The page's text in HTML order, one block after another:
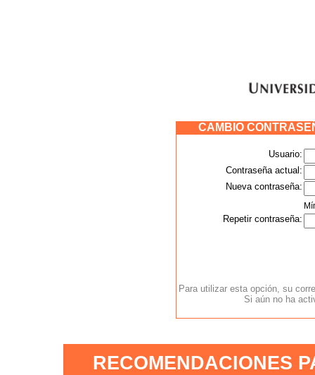
CAMBIO
Usuario:
Contraseña actual:
Nueva contraseña:
Repetir contraseña:
Para utilizar esta opción, su
Si aún no ha
RECOMENDACIONES